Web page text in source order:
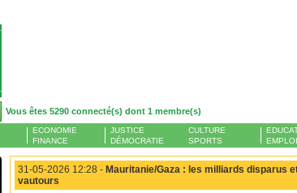
Vous êtes 5290 connecté(s) dont 1 membre(s)
ECONOMIE
FINANCE
JUSTICE
DÉMOCRATIE
CULTURE
SPORTS
EMPLOI
31-05-2026 12:28 - Mauritanie/Gaza : les milliards disparus
vautours